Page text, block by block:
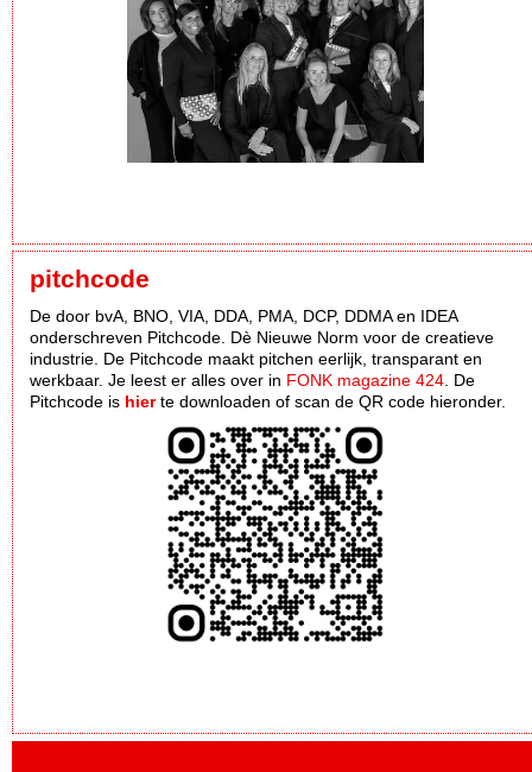
pitchcode
De door bvA, BNO, VIA, DDA, PMA, DCP, DDMA en IDEA
onderschreven Pitchcode. Dè Nieuwe Norm voor de creatieve
industrie. De Pitchcode maakt pitchen eerlijk, transparant en
werkbaar. Je leest er alles over in FONK magazine 424 . De
Pitchcode is hierte downloaden of scan de QR code hieronder.